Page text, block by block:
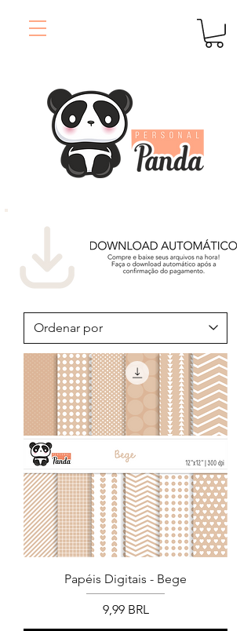
Papéis Digitais - Bege
Precio
9,99 BRL